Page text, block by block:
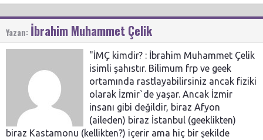
Yazan: İbrahim Muhammet Çelik
"İMÇ kimdir? : İbrahim Muhammet Çelik
isimli şahıstır. Bilimum frp ve geek
ortamında rastlayabilirsiniz ancak fiziki
olarak İzmir`de yaşar. Ancak İzmir
insanı gibi değildir, biraz Afyon
(aileden) biraz İstanbul (geeklikten)
biraz Kastamonu (kellikten?) içerir ama hiç bir şekilde